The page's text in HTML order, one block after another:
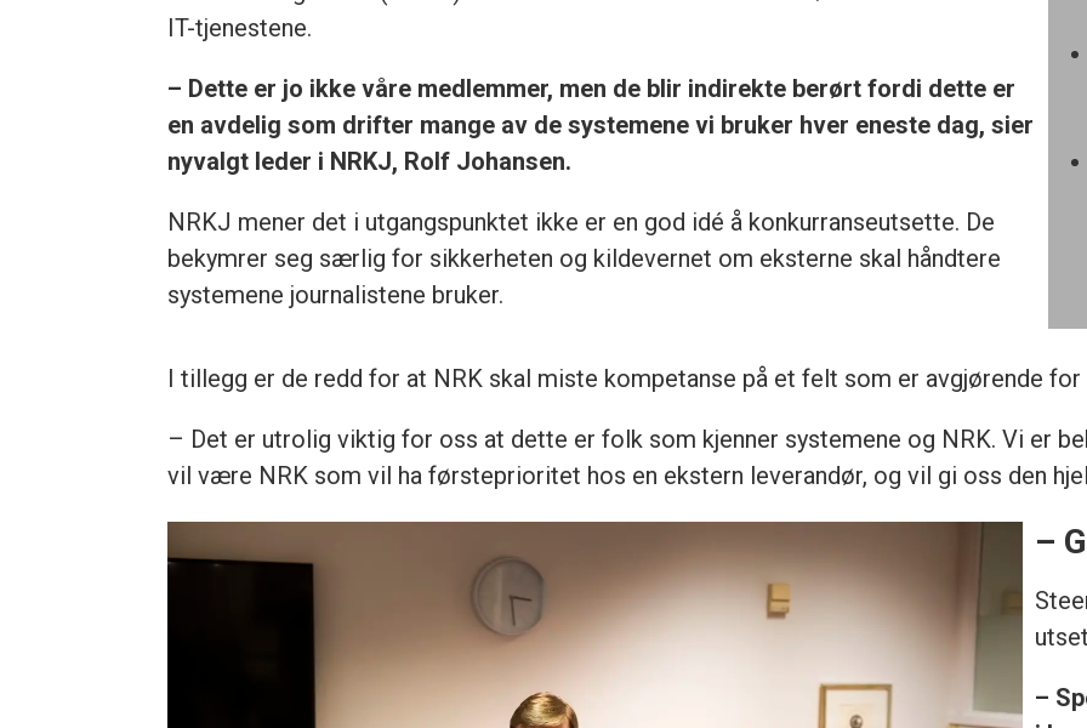
IT-tjenestene.
– Dette er jo ikke våre medlemmer, men de blir indirekte berørt fordi dette er
en avdelig som drifter mange av de systemene vi bruker hver eneste dag, sier
nyvalgt leder i NRKJ, Rolf Johansen.
NRKJ mener det i utgangspunktet ikke er en god idé å konkurranseutsette. De
bekymrer seg særlig for sikkerheten og kildevernet om eksterne skal håndtere
systemene journalistene bruker.
I tillegg er de redd for at NRK skal miste kompetanse på et felt som er avgjørende
– Det er utrolig viktig for oss at dette er folk som kjenner systemene og NRK. Vi er
vil være NRK som vil ha førsteprioritet hos en ekstern leverandør, og vil gi oss den
–
–